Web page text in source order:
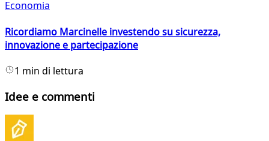
Economia
Ricordiamo Marcinelle investendo su sicurezza,
innovazione e partecipazione
1 min di lettura
Idee e commenti